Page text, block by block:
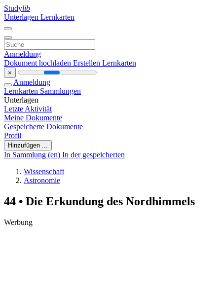
Studylib
Unterlagen Lernkarten
Anmeldung
Dokument hochladen Erstellen Lernkarten
×
Anmeldung
Lernkarten Sammlungen
Unterlagen
Letzte Aktivität
Meine Dokumente
Gespeicherte Dokumente
Profil
Hinzufügen ...
In Sammlung (en) In der gespeicherten
Wissenschaft
Astronomie
44 • Die Erkundung des Nordhimmels
Werbung